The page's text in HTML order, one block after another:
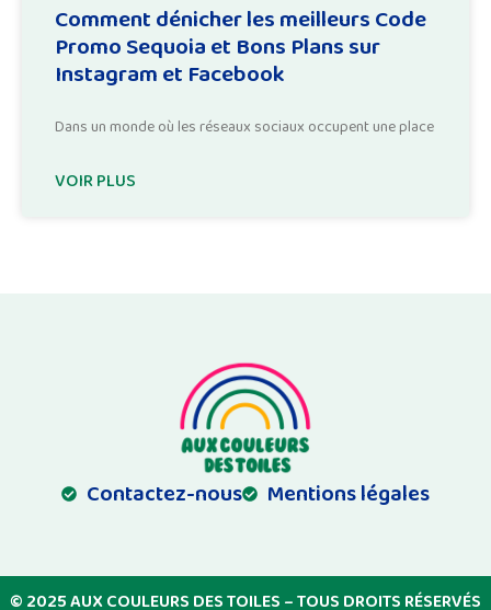
Comment dénicher les meilleurs Code
Promo Sequoia et Bons Plans sur
Instagram et Facebook
Dans un monde où les réseaux sociaux occupent une place
VOIR PLUS
Contactez-nous Mentions légales
© 2025 AUX COULEURS DES TOILES – TOUS DROITS RÉSERVÉS